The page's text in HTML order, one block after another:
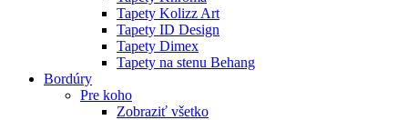
Tapety Kolizz Art
Tapety ID Design
Tapety Dimex
Tapety na stenu Behang
Bordúry
Pre koho
Zobraziť všetko